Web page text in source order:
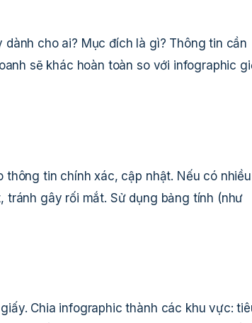
cho ai? Mục đích là gì? Thông tin cần
sẽ khác hoàn toàn so với infographic
tin chính xác, cập nhật. Nếu có nhiều
gây rối mắt. Sử dụng bảng tính (như
Chia infographic thành các khu vực: